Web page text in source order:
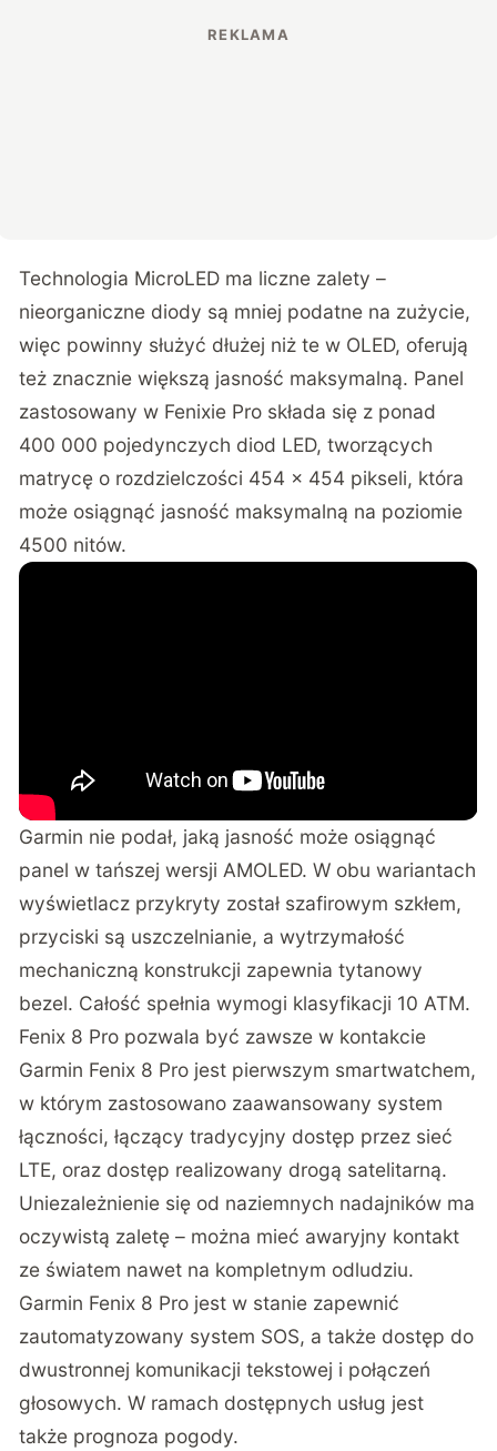
Technologia MicroLED ma liczne zalety –
nieorganiczne diody są mniej podatne na zużycie,
więc powinny służyć dłużej niż te w OLED, oferują
też znacznie większą jasność maksymalną. Panel
zastosowany w Fenixie Pro składa się z ponad
400 000 pojedynczych diod LED, tworzących
matrycę o rozdzielczości 454 × 454 pikseli, która
może osiągnąć jasność maksymalną na poziomie
4500 nitów.
Garmin nie podał, jaką jasność może osiągnąć
panel w tańszej wersji AMOLED. W obu wariantach
wyświetlacz przykryty został szafirowym szkłem,
przyciski są uszczelnianie, a wytrzymałość
mechaniczną konstrukcji zapewnia tytanowy
bezel. Całość spełnia wymogi klasyfikacji 10 ATM.
Fenix 8 Pro pozwala być zawsze w kontakcie
Garmin Fenix 8 Pro jest pierwszym smartwatchem,
w którym zastosowano zaawansowany system
łączności, łączący tradycyjny dostęp przez sieć
LTE, oraz dostęp realizowany drogą satelitarną.
Uniezależnienie się od naziemnych nadajników ma
oczywistą zaletę – można mieć awaryjny kontakt
ze światem nawet na kompletnym odludziu.
Garmin Fenix 8 Pro jest w stanie zapewnić
zautomatyzowany system SOS, a także dostęp do
dwustronnej komunikacji tekstowej i połączeń
głosowych. W ramach dostępnych usług jest
także prognoza pogody.